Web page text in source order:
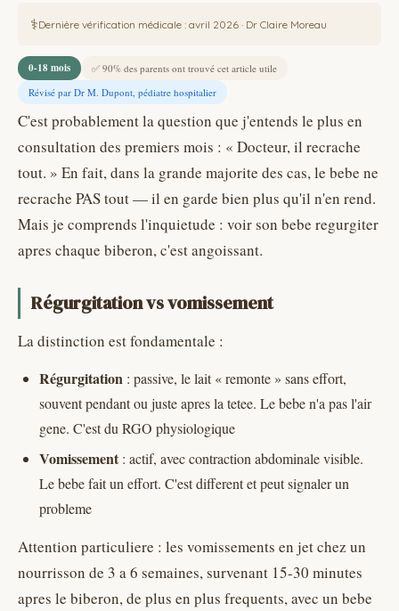
Dernière vérification médicale : avril 2026 · Dr Claire Moreau
0-18 mois
✅ 90% des parents ont trouvé cet article utile
Révisé par Dr M. Dupont, pédiatre hospitalier
C'est probablement la question que j'entends le plus en
consultation des premiers mois : « Docteur, il recrache
tout. » En fait, dans la grande majorite des cas, le bebe ne
recrache PAS tout — il en garde bien plus qu'il n'en rend.
Mais je comprends l'inquietude : voir son bebe regurgiter
apres chaque biberon, c'est angoissant.
Régurgitation vs vomissement
La distinction est fondamentale :
Régurgitation : passive, le lait « remonte » sans effort,
souvent pendant ou juste apres la tetee. Le bebe n'a pas l'air
gene. C'est du RGO physiologique
Vomissement : actif, avec contraction abdominale visible.
Le bebe fait un effort. C'est different et peut signaler un
probleme
Attention particuliere : les vomissements en jet chez un
nourrisson de 3 a 6 semaines, survenant 15-30 minutes
apres le biberon, de plus en plus frequents, avec un bebe